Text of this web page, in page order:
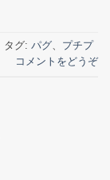
タグ: パグ、 プチプ
コメントをどうぞ